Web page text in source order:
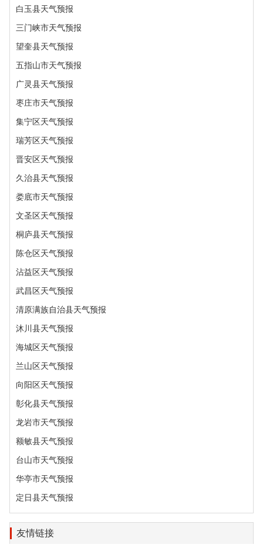
白玉县天气预报
三门峡市天气预报
望奎县天气预报
五指山市天气预报
广灵县天气预报
枣庄市天气预报
集宁区天气预报
瑞芳区天气预报
晋安区天气预报
久治县天气预报
娄底市天气预报
文圣区天气预报
桐庐县天气预报
陈仓区天气预报
沾益区天气预报
武昌区天气预报
清原满族自治县天气预报
沐川县天气预报
海城区天气预报
兰山区天气预报
向阳区天气预报
彰化县天气预报
龙岩市天气预报
额敏县天气预报
台山市天气预报
华亭市天气预报
定日县天气预报
友情链接